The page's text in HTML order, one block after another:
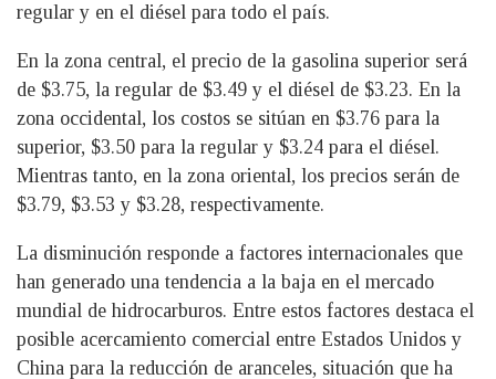
regular y en el diésel para todo el país.
En la zona central, el precio de la gasolina superior será
de $3.75, la regular de $3.49 y el diésel de $3.23. En la
zona occidental, los costos se sitúan en $3.76 para la
superior, $3.50 para la regular y $3.24 para el diésel.
Mientras tanto, en la zona oriental, los precios serán de
$3.79, $3.53 y $3.28, respectivamente.
La disminución responde a factores internacionales que
han generado una tendencia a la baja en el mercado
mundial de hidrocarburos. Entre estos factores destaca el
posible acercamiento comercial entre Estados Unidos y
China para la reducción de aranceles, situación que ha